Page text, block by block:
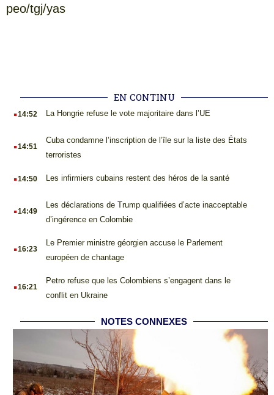
peo/tgj/yas
EN CONTINU
.14:52 La Hongrie refuse le vote majoritaire dans l’UE
.14:51
Cuba condamne l’inscription de l’île sur la liste des États
terroristes
.14:50 Les infirmiers cubains restent des héros de la santé
.14:49
Les déclarations de Trump qualifiées d’acte inacceptable
d’ingérence en Colombie
.16:23
Le Premier ministre géorgien accuse le Parlement
européen de chantage
.16:21
Petro refuse que les Colombiens s’engagent dans le
conflit en Ukraine
NOTES CONNEXES